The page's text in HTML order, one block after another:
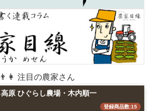
👨👩 注目の農家さん
原 ひぐらし農場・木内順一
登録商品数:15